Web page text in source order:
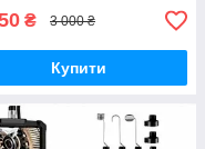
₴ 3 000 ₴
Купити